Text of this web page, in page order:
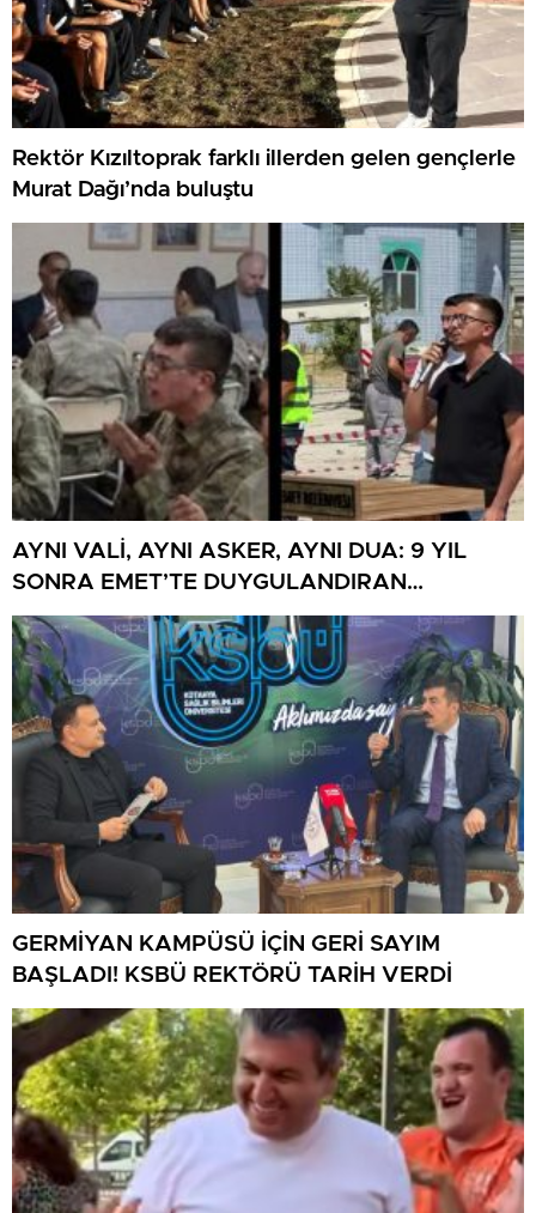
Rektör Kızıltoprak farklı illerden gelen gençlerle
Murat Dağı’nda buluştu
AYNI VALİ, AYNI ASKER, AYNI DUA: 9 YIL
SONRA EMET’TE DUYGULANDIRAN
BULUŞMA
GERMİYAN KAMPÜSÜ İÇİN GERİ SAYIM
BAŞLADI! KSBÜ REKTÖRÜ TARİH VERDİ